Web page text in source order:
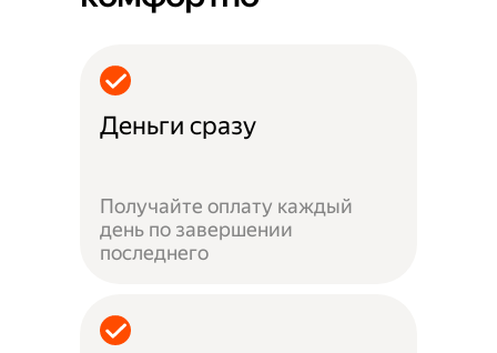
Деньги сразу
Получайте оплату каждый
день по завершении
последнего